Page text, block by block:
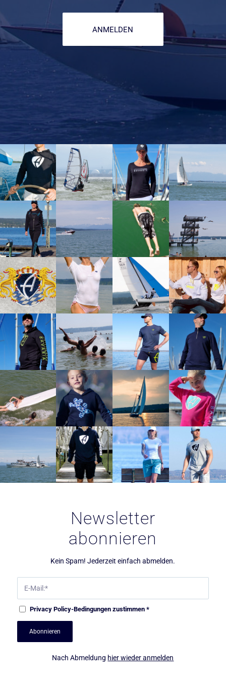
ANMELDEN
Newsletter
abonnieren
Kein Spam! Jederzeit einfach abmelden.
Privacy Policy-Bedingungen zustimmen *
Nach Abmeldung hier wieder anmelden